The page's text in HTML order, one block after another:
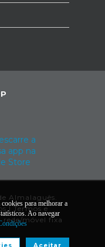
Almalaguês.
|Termos e
rede/móvel fixa
para melhorar a
Ao navegar